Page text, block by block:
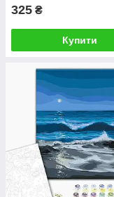
325 ₴
Купити